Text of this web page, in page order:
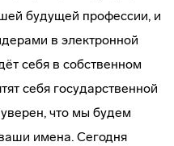
будущей профессии, и
в электронной
себя в собственном
себя государственной
что мы будем
имена. Сегодня